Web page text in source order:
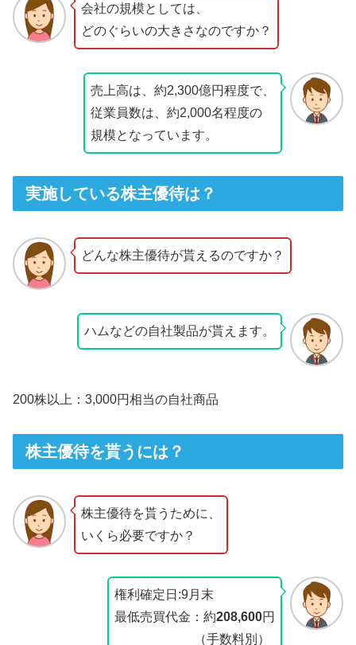
会社の規模としては、
どのぐらいの大きさなのですか？
売上高は、約2,300億円程度で、
従業員数は、約2,000名程度の
規模となっています。
実施している株主優待は？
どんな株主優待が貰えるのですか？
ハムなどの自社製品が貰えます。
200株以上：3,000円相当の自社商品
株主優待を貰うには？
株主優待を貰うために、
いくら必要ですか？
権利確定日:9月末
最低売買代金：約208,600円
（手数料別）